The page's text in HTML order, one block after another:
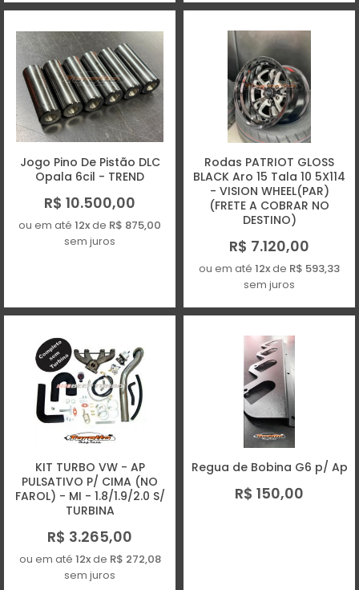
Jogo Pino De Pistão DLC
Opala 6cil - TREND
R$ 10.500,00
ou em até 12xde R$ 875,00
sem juros
Rodas PATRIOT GLOSS
BLACK Aro 15 Tala 10 5X114
- VISION WHEEL(PAR)
(FRETE A COBRAR NO
DESTINO)
R$ 7.120,00
ou em até 12xde R$ 593,33
sem juros
KIT TURBO VW - AP
PULSATIVO P/ CIMA (NO
FAROL) - MI - 1.8/1.9/2.0 S/
TURBINA
R$ 3.265,00
ou em até 12xde R$ 272,08
sem juros
Regua de Bobina G6 p/ Ap
R$ 150,00